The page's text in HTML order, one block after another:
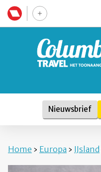
Nieuwsbrief
Home › Europa › IJsland